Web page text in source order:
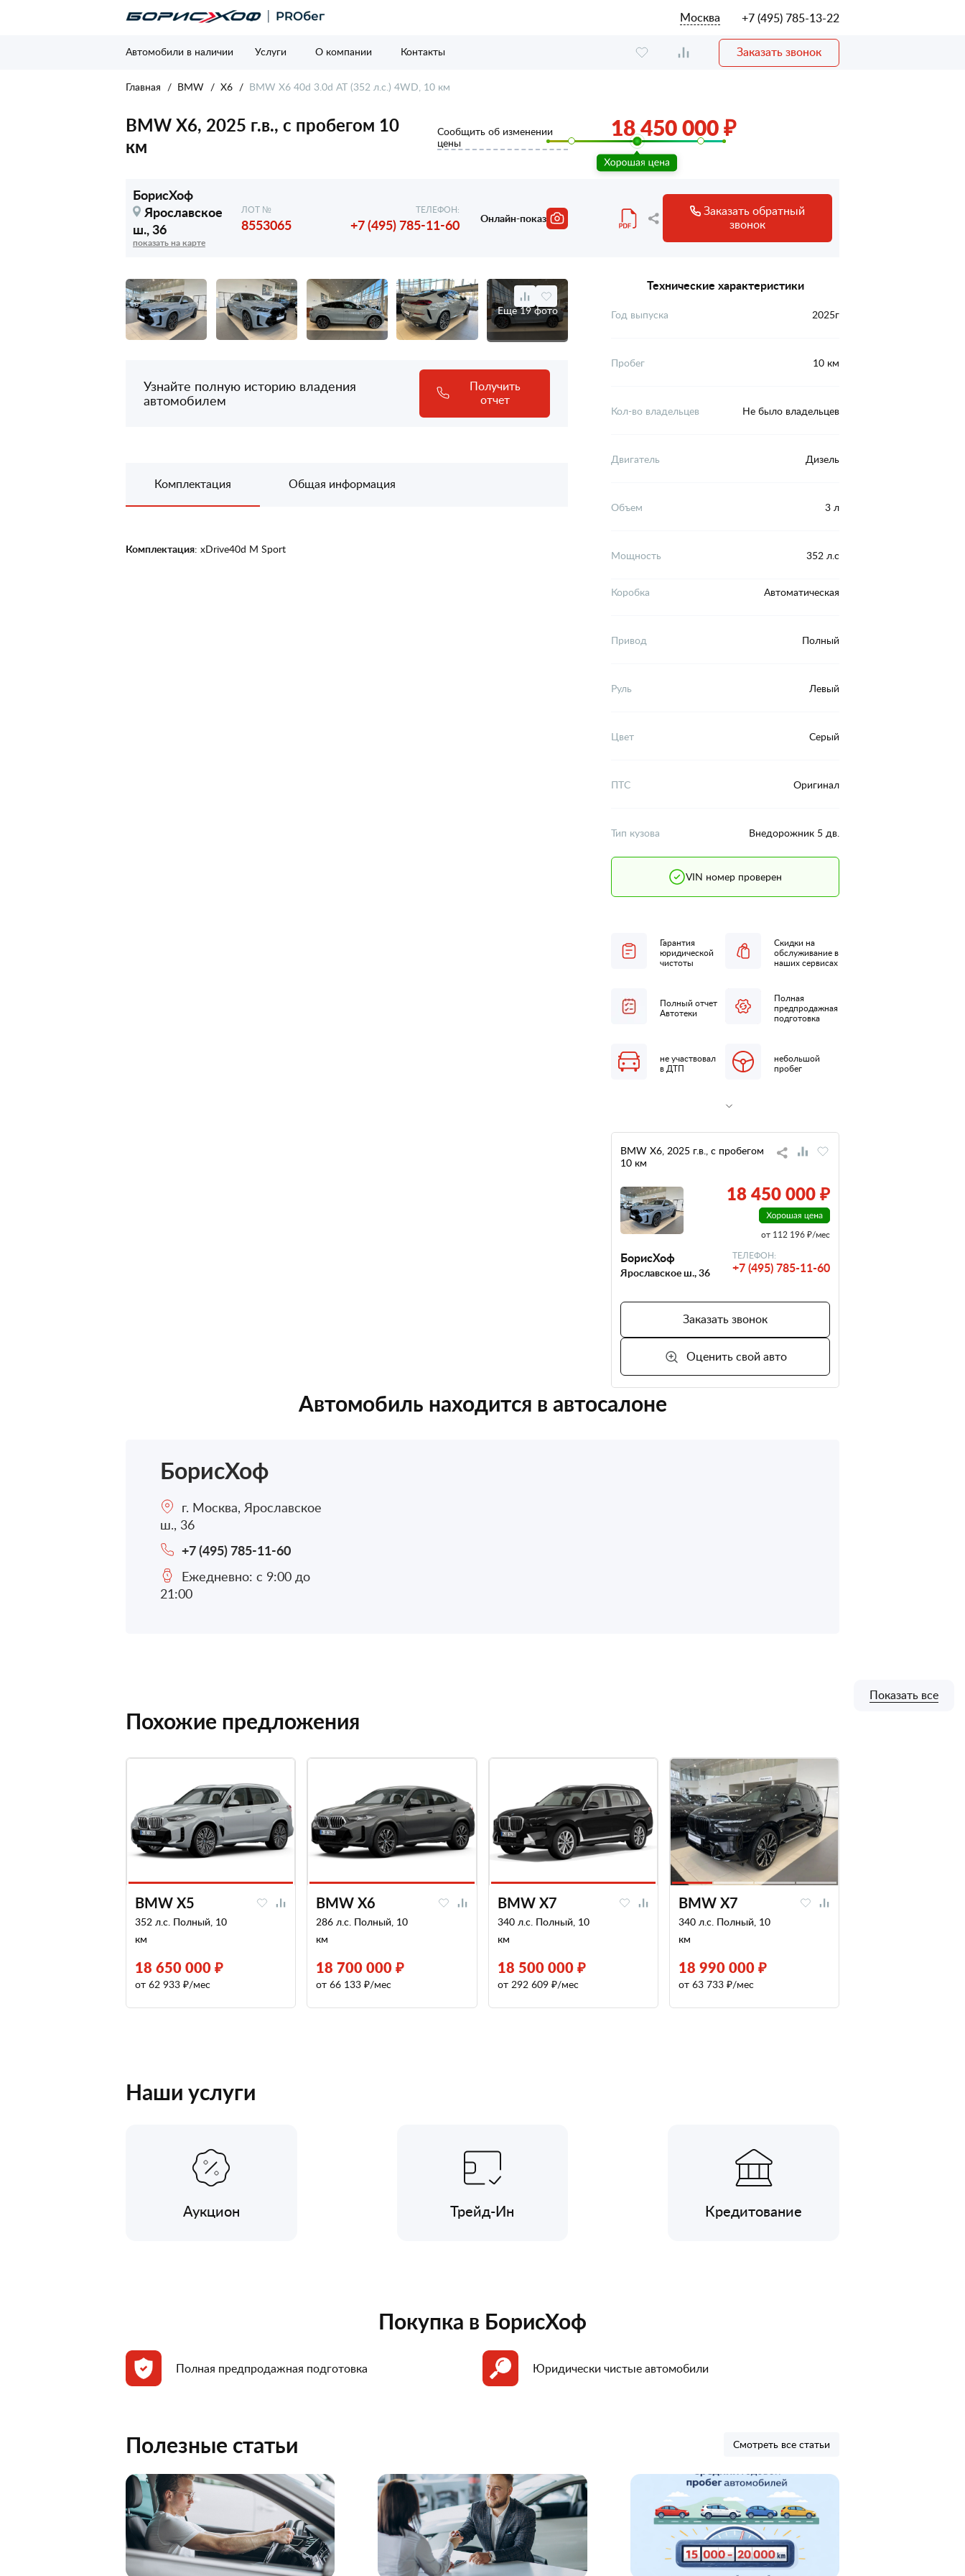
Москва +7 (495) 785-13-22
Автомобили в наличии Услуги О компании Контакты Заказать звонок
Главная BMW X6 BMW X6 40d 3.0d AT (352 л.с.) 4WD, 10 км
BMW X6, 2025 г.в., с пробегом 10
км
Сообщить об изменении
цены
18 450 000 ₽
БорисХоф
Ярославское
ш., 36
показать на карте
ЛОТ №
8553065
ТЕЛЕФОН:
+7 (495) 785-11-60 Онлайн-показ
Заказать обратный
звонок
Еще 19 фото
Узнайте полную историю владения
автомобилем
Получить
отчет
Комплектация Общая информация
Комплектация: xDrive40d M Sport
Технические характеристики
Год выпуска 2025г
Пробег 10 км
Кол-во владельцев Не было владельцев
Двигатель Дизель
Объем 3 л
Мощность 352 л.с
Коробка Автоматическая
Привод Полный
Руль Левый
Цвет Серый
ПТС Оригинал
Тип кузова Внедорожник 5 дв.
VIN номер проверен
Гарантия
юридической
чистоты
Скидки на
обслуживание в
наших сервисах
Полный отчет
Автотеки
Полная
предпродажная
подготовка
не участвовал
в ДТП
небольшой
пробег
BMW X6, 2025 г.в., с пробегом
10 км
18 450 000 ₽
от 112 196 ₽/мес
БорисХоф
Ярославское ш., 36
ТЕЛЕФОН:
+7 (495) 785-11-60
Заказать звонок
Оценить свой авто
Автомобиль находится в автосалоне
БорисХоф
г. Москва, Ярославское
ш., 36
+7 (495) 785-11-60
Ежедневно: с 9:00 до
21:00
Похожие предложения
BMW X5
352 л.с. Полный, 10
км
18 650 000 ₽
от 62 933 ₽/мес
BMW X6
286 л.с. Полный, 10
км
18 700 000 ₽
от 66 133 ₽/мес
BMW X7
340 л.с. Полный, 10
км
18 500 000 ₽
от 292 609 ₽/мес
BMW X7
340 л.с. Полный, 10
км
18 990 000 ₽
от 63 733 ₽/мес
Показать все
Наши услуги
Аукцион Трейд-Ин Кредитование
Покупка в БорисХоф
Полная предпродажная подготовка Юридически чистые автомобили
Полезные статьи Смотреть все статьи